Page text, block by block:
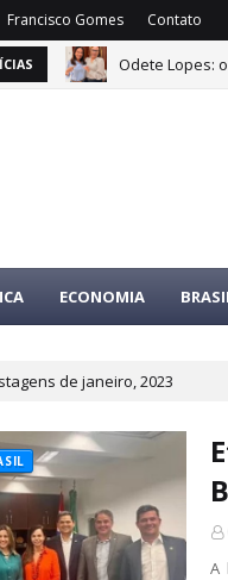
Francisco Gomes Contato
Odete Lopes:
ECONOMIA
de janeiro, 2023
A